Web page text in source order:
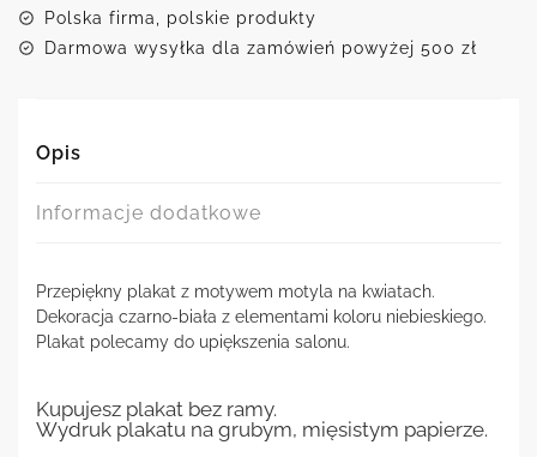
Polska firma, polskie produkty
Darmowa wysyłka dla zamówień powyżej 500 zł
Opis
Informacje dodatkowe
Przepiękny plakat z motywem motyla na kwiatach.
Dekoracja czarno-biała z elementami koloru niebieskiego.
Plakat polecamy do upiększenia salonu.
Kupujesz plakat bez ramy.
Wydruk plakatu na grubym, mięsistym papierze.